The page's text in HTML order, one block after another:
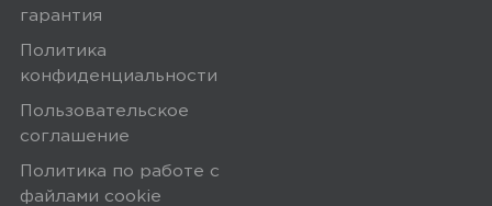
некоторые виды товаров под
гарантия
Политика
конфиденциальности
Пользовательское
соглашение
Политика по работе с
файлами сookie